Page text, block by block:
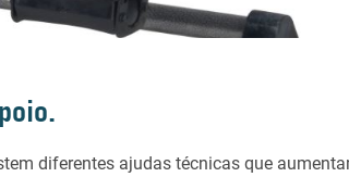
diferentes ajudas técnicas que